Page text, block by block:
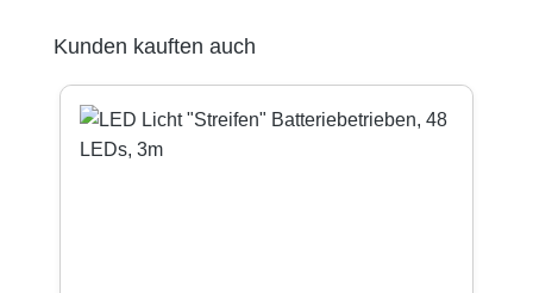
Produktgalerie überspringen
Kunden kauften auch